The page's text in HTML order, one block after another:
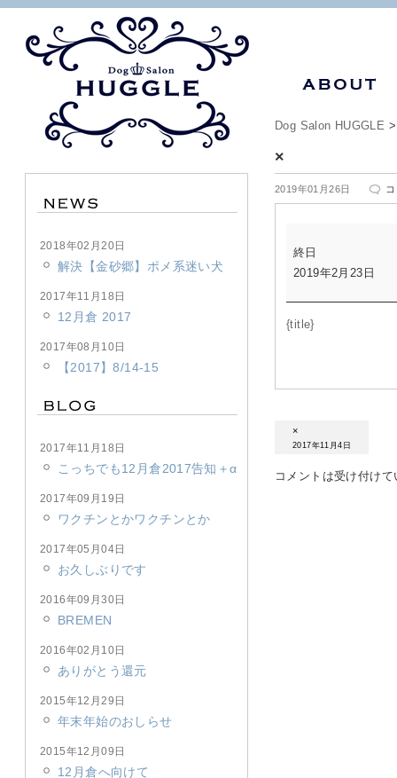
Dog Salon HUGGLE
×
2019年01月26日
×
は
終日
2019年2月23日
{title}
×
2017年11月4日
コメントは受け付け
2018年02月20日
解決【金砂郷】ポメ系迷い犬
2017年11月18日
12月倉 2017
2017年08月10日
【2017】8/14-15
2017年11月18日
こっちでも12月倉2017告知＋α
2017年09月19日
ワクチンとかワクチンとか
2017年05月04日
お久しぶりです
2016年09月30日
BREMEN
2016年02月10日
ありがとう還元
2015年12月29日
年末年始のおしらせ
2015年12月09日
12月倉へ向けて